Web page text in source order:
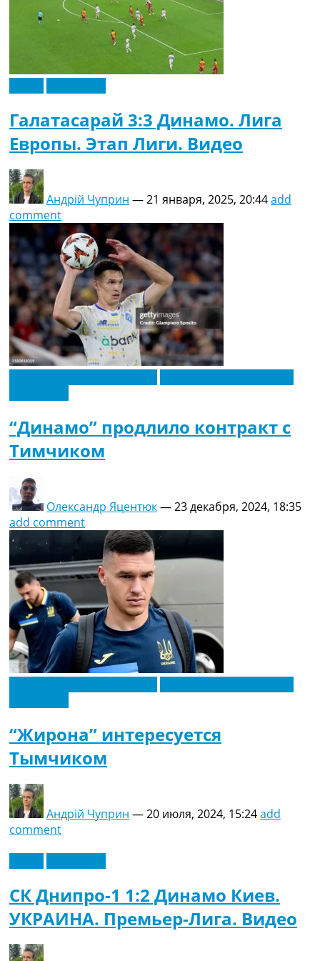
Галатасарай 3:3 Динамо. Лига
Европы. Этап Лиги. Видео
Андрій Чуприн —21 января, 2025, 20:44add
comment
“Динамо” продлило контракт с
Тимчиком
Олександр Яцентюк—23 декабря, 2024, 18:35
add comment
“Жирона” интересуется
Тымчиком
Андрій Чуприн —20 июля, 2024, 15:24add
comment
СК Днипро-1 1:2 Динамо Киев.
УКРАИНА. Премьер-Лига. Видео